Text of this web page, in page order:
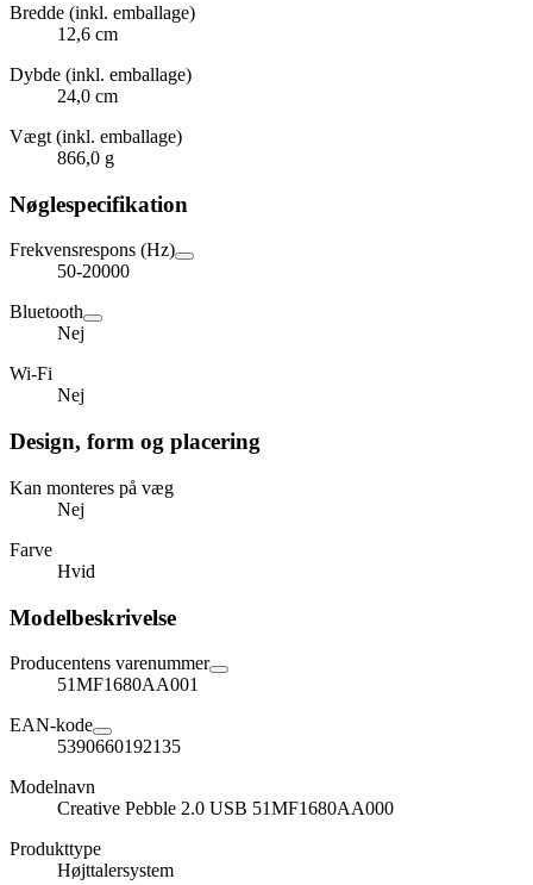
Bredde (inkl. emballage)
12,6 cm
Dybde (inkl. emballage)
24,0 cm
Vægt (inkl. emballage)
866,0 g
Nøglespecifikation
Frekvensrespons (Hz)
50-20000
Bluetooth
Nej
Wi-Fi
Nej
Design, form og placering
Kan monteres på væg
Nej
Farve
Hvid
Modelbeskrivelse
Producentens varenummer
51MF1680AA001
EAN-kode
5390660192135
Modelnavn
Creative Pebble 2.0 USB 51MF1680AA000
Produkttype
Højttalersystem